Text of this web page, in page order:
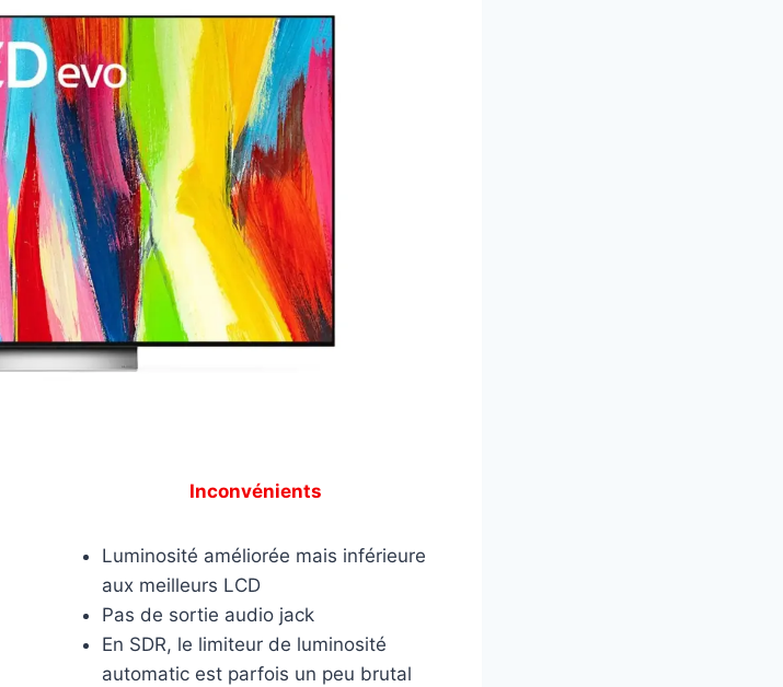
Inconvénients
Luminosité améliorée mais inférieure
aux meilleurs LCD
Pas de sortie audio jack
En SDR, le limiteur de luminosité
automatic est parfois un peu brutal